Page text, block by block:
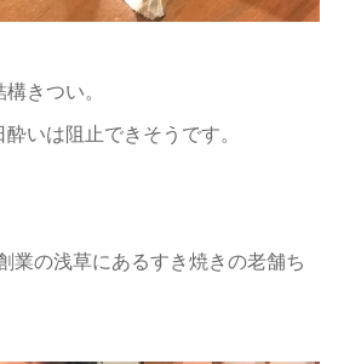
きつい。
いは阻止できそうです。
業の浅草にあるすき焼きの老舗ち